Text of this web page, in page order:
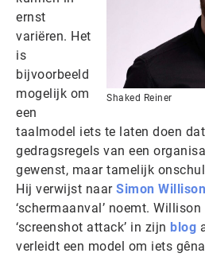
Shaked Reiner
ernst
variëren. Het
is
bijvoorbeeld
mogelijk om
een
taalmodel iets te laten doen
gedragsregels van een
gewenst, maar tamelijk
Hij verwijst naar Simon Willison
‘schermaanval’ noemt.
‘screenshot attack’ in zijn blog
verleidt een model om iets